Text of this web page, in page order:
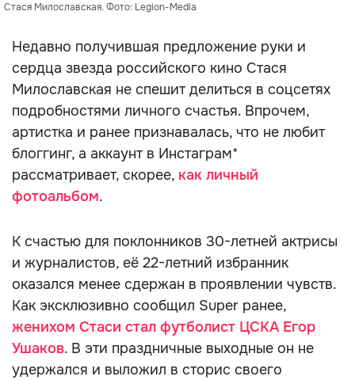
Стася Милославская. Фото: Legion-Media
Недавно получившая предложение руки и
сердца звезда российского кино Стася
Милославская не спешит делиться в соцсетях
подробностями личного счастья. Впрочем,
артистка и ранее признавалась, что не любит
блоггинг, а аккаунт в Инстаграм*
рассматривает, скорее, как личный
фотоальбом.
К счастью для поклонников 30-летней актрисы
и журналистов, её 22-летний избранник
оказался менее сдержан в проявлении чувств.
Как эксклюзивно сообщил Super ранее,
женихом Стаси стал футболист ЦСКА Егор
Ушаков. В эти праздничные выходные он не
удержался и выложил в сторис своего